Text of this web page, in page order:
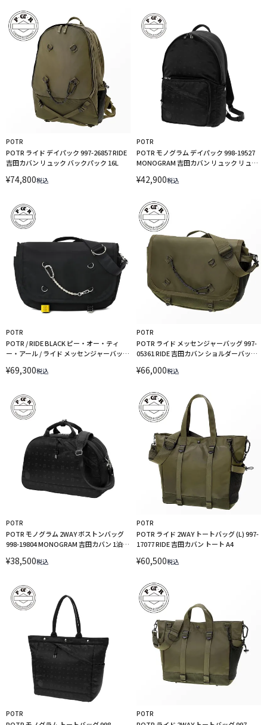
POTR
POTR ライド デイパック 997-26857 RIDE
吉田カバン リュック バックパック 16L
¥74,800税込
POTR
POTR モノグラム デイパック 998-19527
MONOGRAM 吉田カバン リュック リュッ
¥42,900税込
POTR
POTR / RIDE BLACK ピー・オー・ティ
ー・アール / ライド メッセンジャーバッグ
¥69,300税込
POTR
POTR ライド メッセンジャーバッグ 997-
05361 RIDE 吉田カバン ショルダーバッグ
¥66,000税込
POTR
POTR モノグラム 2WAY ボストンバッグ
998-19804 MONOGRAM 吉田カバン 1泊2
¥38,500税込
POTR
POTR ライド 2WAY トートバッグ (L) 997-
17077 RIDE 吉田カバン トート A4
¥60,500税込
POTR POTR